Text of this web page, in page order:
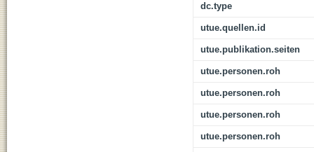
dc.type
utue.quellen.id
utue.publikation.seiten
utue.personen.roh
utue.personen.roh
utue.personen.roh
utue.personen.roh